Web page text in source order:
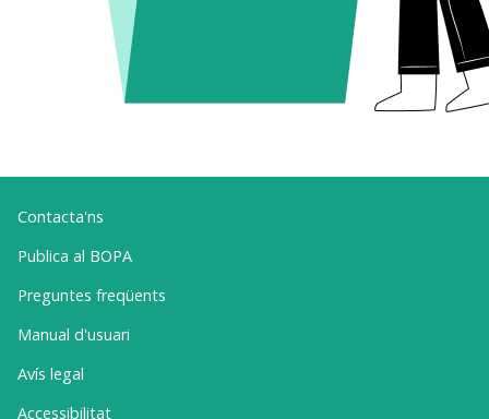
Contacta'ns
Publica al BOPA
Preguntes freqüents
Manual d'usuari
Avís legal
Accessibilitat